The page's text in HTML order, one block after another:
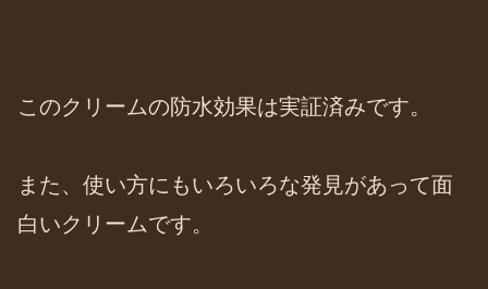
このクリームの防水効果は実証済みです。
また、使い方にもいろいろな発見があって面
白いクリームです。